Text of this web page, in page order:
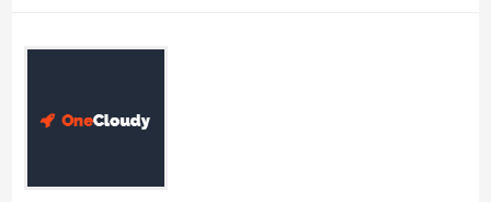
FastComet复活节活动优惠20%折扣
SharkTech改版后的VPS配置信息与价格